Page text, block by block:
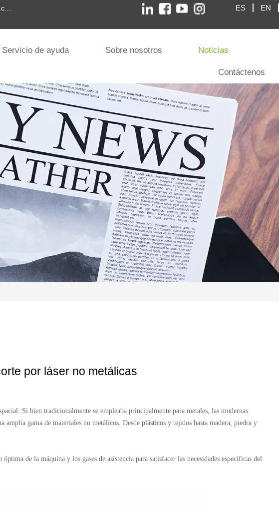
admin@mxinglaser.com ES EN
Servicio de ayuda Sobre nosotros Noticias
Contáctenos
por láser no metálicas
Si bien tradicionalmente se empleaba principalmente para metales, las modernas
gama de materiales no metálicos. Desde plásticos y tejidos hasta madera, piedra y
de la máquina y los gases de asistencia para satisfacer las necesidades específicas del